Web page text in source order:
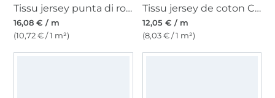
Tissu jersey punta di roma romanite Graphic Flow, bleu marine
16,08 € / m
(10,72 € / 1 m²)
Tissu jersey de coton Croissant, blanc cassé
12,05 € / m
(8,03 € / 1 m²)